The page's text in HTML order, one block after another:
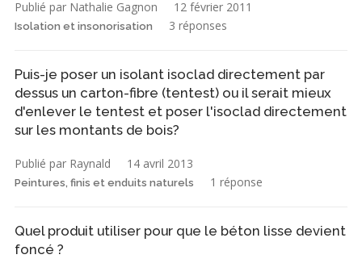
Publié par Nathalie Gagnon 12 février 2011
Isolation et insonorisation 3 réponses
Puis-je poser un isolant isoclad directement par
dessus un carton-fibre (tentest) ou il serait mieux
d'enlever le tentest et poser l'isoclad directement
sur les montants de bois?
Publié par Raynald 14 avril 2013
Peintures, finis et enduits naturels 1 réponse
Quel produit utiliser pour que le béton lisse devient
foncé ?